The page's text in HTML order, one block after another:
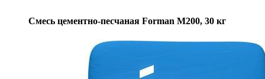
Смесь цементно-песчаная Forman М200, 30 кг